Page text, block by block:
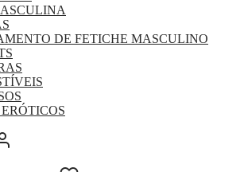
DE FETICHE MASCULINO